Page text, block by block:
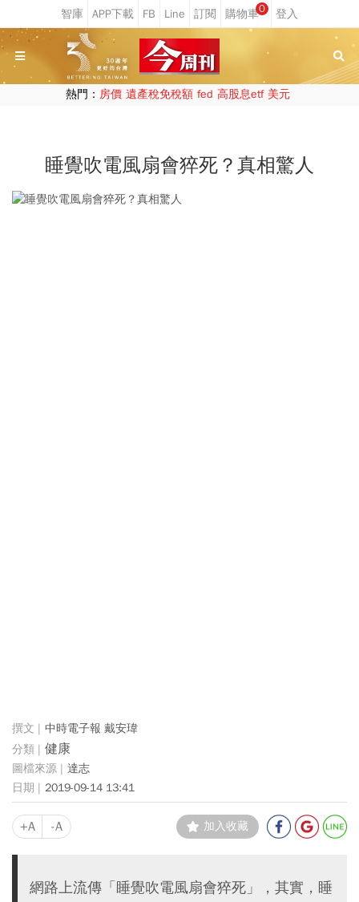
0
熱門： 房價 遺產稅免稅額 fed 高股息etf 美元
睡覺吹電風扇會猝死？真相驚人
中時電子報 戴安瑋
健康
達志
2019-09-14 13:41
+A -A 加入收藏
網路上流傳「睡覺吹電風扇會猝死」，其實，睡